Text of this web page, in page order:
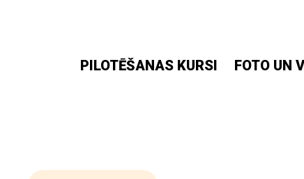
PILOTĒŠANAS KURSI FOTO UN